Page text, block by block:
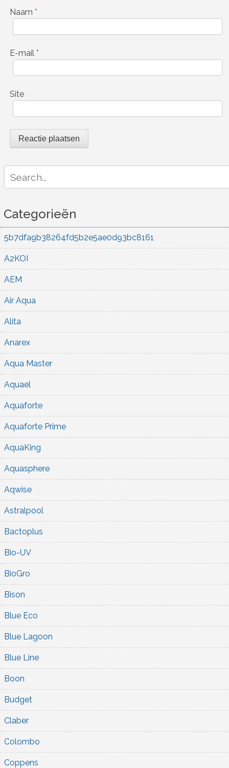
Naam *
E-mail *
Site
for:
Categorieën
5b7dfa9b38264fd5b2e5ae0d93bc8161
A2KOI
AEM
Air Aqua
Alita
Anarex
Aqua Master
Aquael
Aquaforte
Aquaforte Prime
AquaKing
Aquasphere
Aqwise
Astralpool
Bactoplus
Bio-UV
BioGro
Bison
Blue Eco
Blue Lagoon
Blue Line
Boon
Budget
Claber
Colombo
Coppens